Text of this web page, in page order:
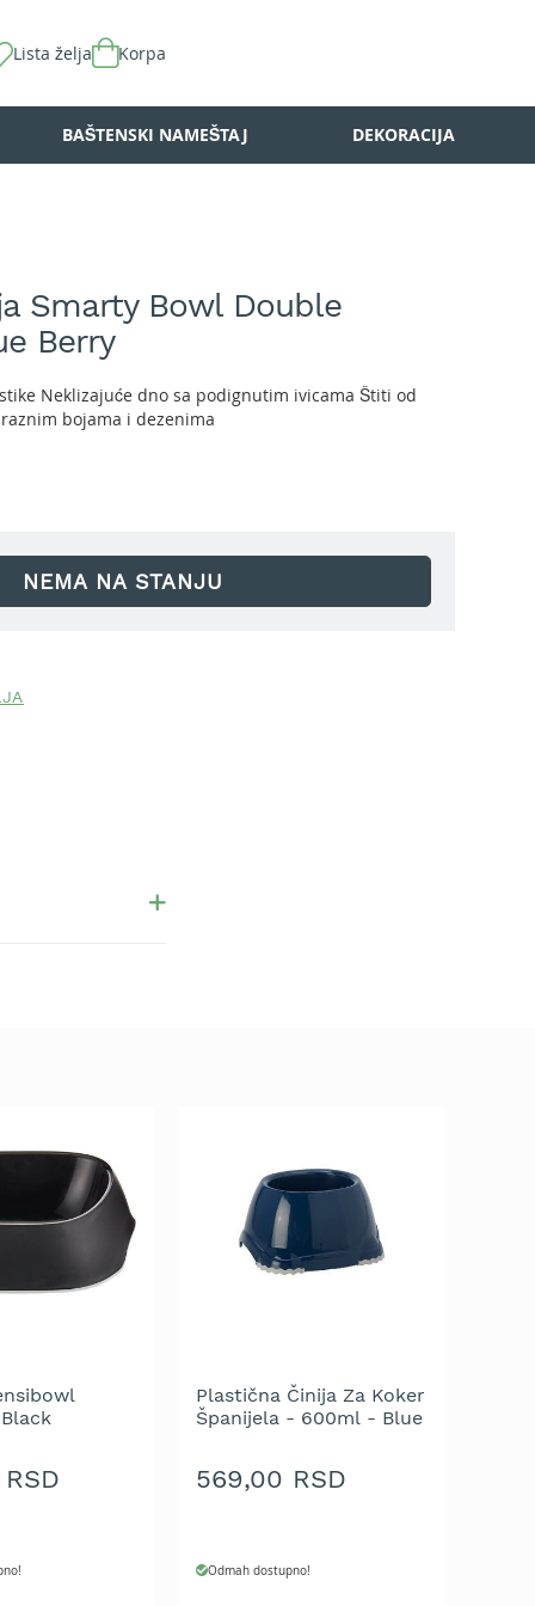
Korpa
Lista želja
BAŠTENSKI NAMEŠTAJ DEKORACIJA
Smarty Bowl Double
Berry
Neklizajuće dno sa podignutim ivicama Štiti od
bojama i dezenima
NEMA NA STANJU
Plastična Činija Za Koker
Španijela - 600ml - Blue
569,00 RSD
Odmah dostupno!